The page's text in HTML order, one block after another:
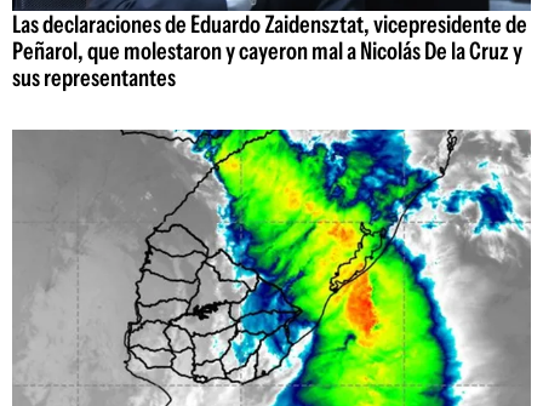
Las declaraciones de Eduardo Zaidensztat, vicepresidente de
Peñarol, que molestaron y cayeron mal a Nicolás De la Cruz y
sus representantes